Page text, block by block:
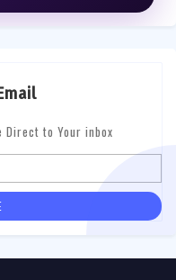
Direct to Your inbox